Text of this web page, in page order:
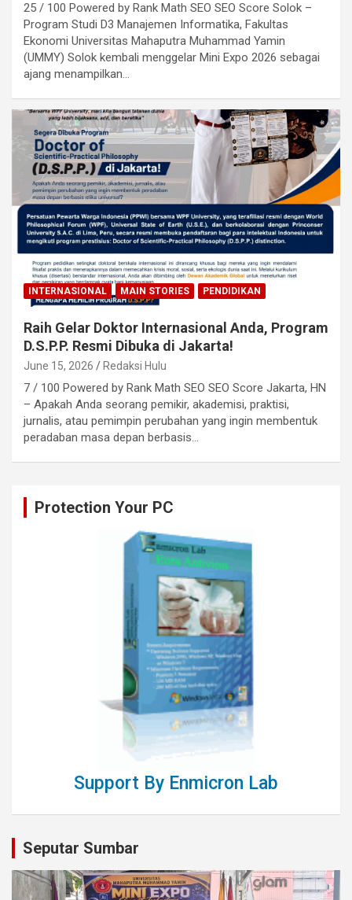
25 / 100 Powered by Rank Math SEO SEO Score Solok –
Program Studi D3 Manajemen Informatika, Fakultas
Ekonomi Universitas Mahaputra Muhammad Yamin
(UMMY) Solok kembali menggelar Mini Expo 2026 sebagai
ajang menampilkan…
INTERNASIONAL MAIN STORIES PENDIDIKAN
Raih Gelar Doktor Internasional Anda, Program
D.S.P.P. Resmi Dibuka di Jakarta!
June 15, 2026 Redaksi Hulu
7 / 100 Powered by Rank Math SEO SEO Score Jakarta, HN
– Apakah Anda seorang pemikir, akademisi, praktisi,
jurnalis, atau pemimpin perubahan yang ingin membentuk
peradaban masa depan berbasis…
Protection Your PC
Support By Enmicron Lab
Seputar Sumbar